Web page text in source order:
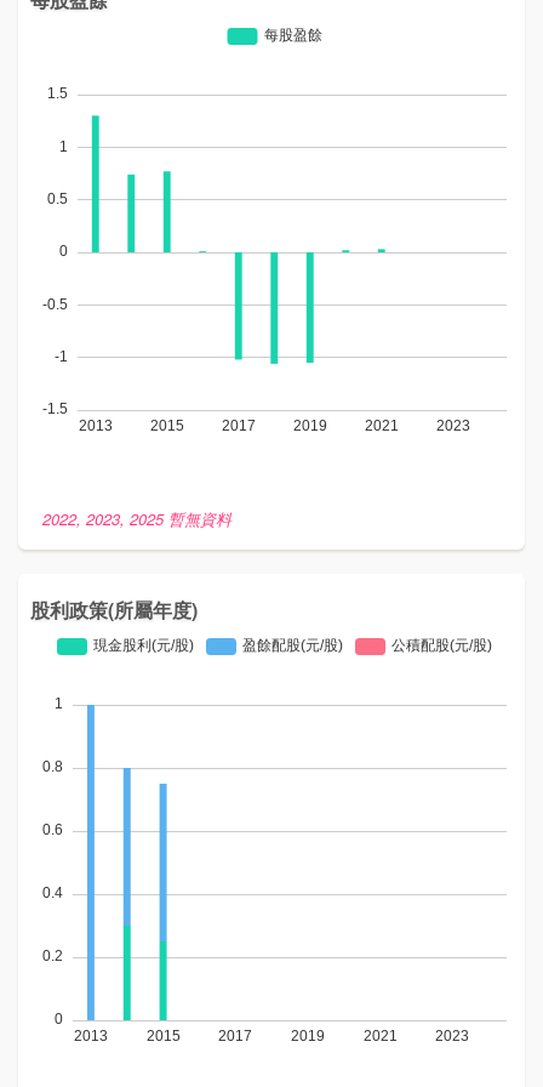
2022, 2023, 2025 暫無資料
股利政策(所屬年度)